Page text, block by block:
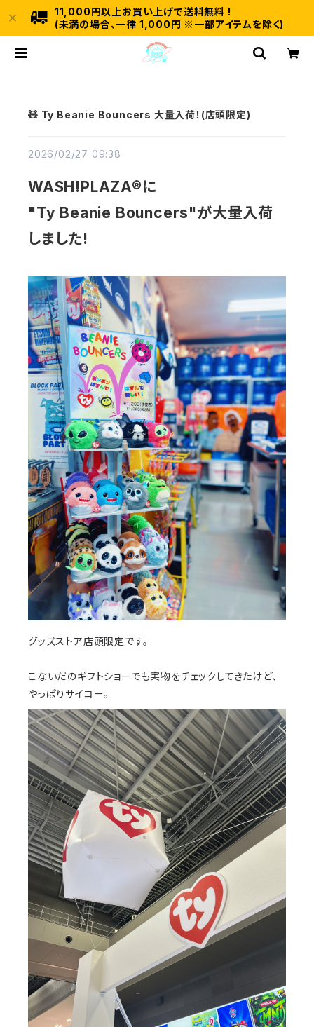
11,000円以上お買い上げで送料無料 !
(未満の場合、一律 1,000円 ※一部アイテムを除く)
🧸 Ty Beanie Bouncers 大量入荷！(店頭限定)
2026/02/27 09:38
WASH!PLAZA®に
"Ty Beanie Bouncers"が大量入荷
しました!
グッズストア店頭限定です。
こないだのギフトショーでも実物をチェックしてきたけど、
やっぱりサイコー。